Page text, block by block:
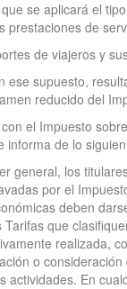
se aplicará el
prestaciones de
de viajeros y
ese supuesto,
reducido del
el Impuesto
informa de lo
general, los
por el
deben
Tarifas que
realizada,
o
actividades. En